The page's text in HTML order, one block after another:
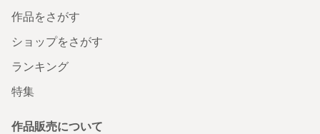
作品をさがす
ショップをさがす
ランキング
特集
作品販売について